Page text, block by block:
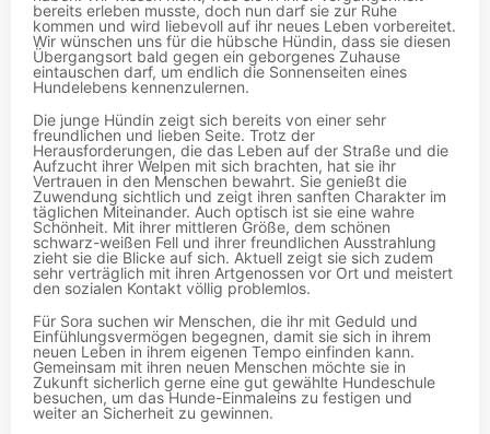
bereits erleben musste, doch nun darf sie zur Ruhe
kommen und wird liebevoll auf ihr neues Leben vorbereitet.
Wir wünschen uns für die hübsche Hündin, dass sie diesen
Übergangsort bald gegen ein geborgenes Zuhause
eintauschen darf, um endlich die Sonnenseiten eines
Hundelebens kennenzulernen.
Die junge Hündin zeigt sich bereits von einer sehr
freundlichen und lieben Seite. Trotz der
Herausforderungen, die das Leben auf der Straße und die
Aufzucht ihrer Welpen mit sich brachten, hat sie ihr
Vertrauen in den Menschen bewahrt. Sie genießt die
Zuwendung sichtlich und zeigt ihren sanften Charakter im
täglichen Miteinander. Auch optisch ist sie eine wahre
Schönheit. Mit ihrer mittleren Größe, dem schönen
schwarz-weißen Fell und ihrer freundlichen Ausstrahlung
zieht sie die Blicke auf sich. Aktuell zeigt sie sich zudem
sehr verträglich mit ihren Artgenossen vor Ort und meistert
den sozialen Kontakt völlig problemlos.
Für Sora suchen wir Menschen, die ihr mit Geduld und
Einfühlungsvermögen begegnen, damit sie sich in ihrem
neuen Leben in ihrem eigenen Tempo einfinden kann.
Gemeinsam mit ihren neuen Menschen möchte sie in
Zukunft sicherlich gerne eine gut gewählte Hundeschule
besuchen, um das Hunde-Einmaleins zu festigen und
weiter an Sicherheit zu gewinnen.